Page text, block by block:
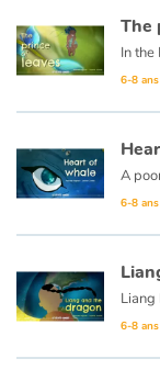
The
6-8 ans
6-8 ans
6-8 ans